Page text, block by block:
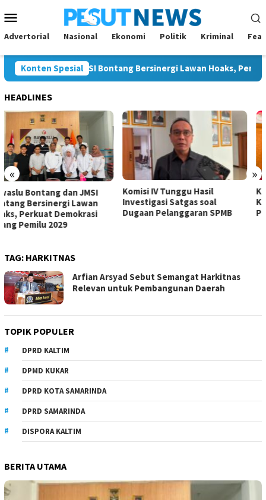
ke
kontenMobile
Advertorial Nasional Ekonomi Politik Kriminal
Konten Spesial
Bontang dan JMSI Bontang Bersinergi Lawan Hoaks, Perkuat
HEADLINES
« »
Komisi IV Tunggu Hasil
Investigasi Satgas soal
Dugaan Pelanggaran SPMB
Komisi I Dorong Pemkot
Kurangi Belanja ASN demi
Perluas Ruang Pembangunan
TAG: HARKITNAS
Arfian Arsyad Sebut Semangat Harkitnas
Relevan untuk Pembangunan Daerah
TOPIK POPULER
DPRD KALTIM
DPMD KUKAR
DPRD KOTA SAMARINDA
DPRD SAMARINDA
DISPORA KALTIM
BERITA UTAMA